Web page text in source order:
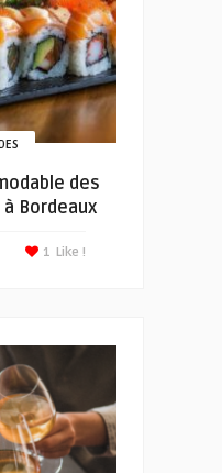
des
Bordeaux
Like !
1